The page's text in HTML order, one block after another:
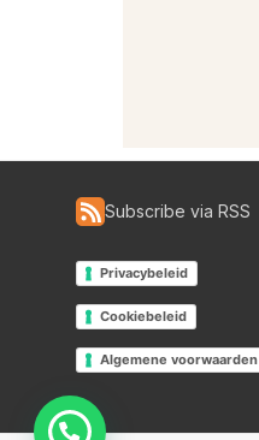
Subscribe via RSS
Privacybeleid
Cookiebeleid
Algemene voorwaarden